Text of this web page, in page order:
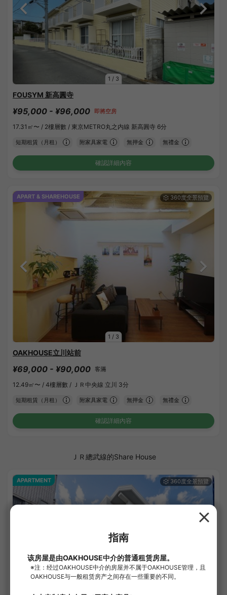
1 / 3
FOUSYM 新高圓寺
¥95,000 - ¥96,000 即將空房
17.31㎡〜 / 2樓層數 / 東京METRO丸之内線 新高圓寺 6分
短期租賃（月租） 附家具家電 無押金 無禮金
確認詳細內容
1 / 3
APART & SHAREHOUSE
OAKHOUSE立川站前
¥69,000 - ¥90,000 客滿
12.49㎡〜 / 4樓層數 / ＪＲ中央線 立川 3分
短期租賃（月租） 附家具家電 無押金 無禮金
確認詳細內容
ＪＲ總武線的Share House
APARTMENT